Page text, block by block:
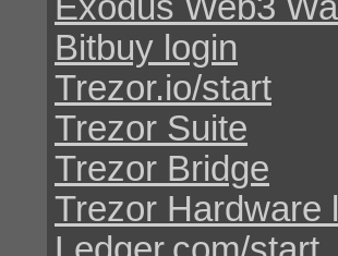
Bitbuy login
Trezor.io/start
Trezor Suite
Trezor Bridge
Trezor Hardware